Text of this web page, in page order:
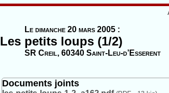
Le dimanche 20 mars 2005 :
Les petits loups (1/2)
SR Creil, 60340 Saint-Leu-d’Esserent
Documents joints